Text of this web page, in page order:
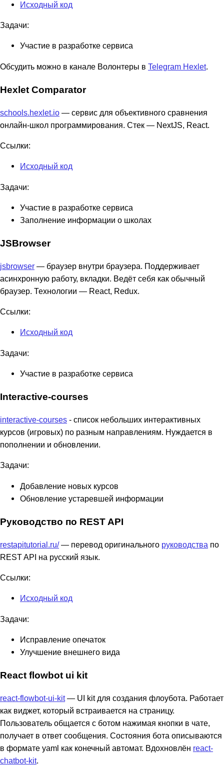
Исходный код
Задачи:
Участие в разработке сервиса
Обсудить можно в канале Волонтеры в Telegram Hexlet.
Hexlet Comparator
schools.hexlet.io — сервис для объективного сравнения
онлайн-школ программирования. Стек — NextJS, React.
Ссылки:
Исходный код
Задачи:
Участие в разработке сервиса
Заполнение информации о школах
JSBrowser
jsbrowser — браузер внутри браузера. Поддерживает
асинхронную работу, вкладки. Ведёт себя как обычный
браузер. Технологии — React, Redux.
Ссылки:
Исходный код
Задачи:
Участие в разработке сервиса
Interactive-courses
interactive-courses - список небольших интерактивных
курсов (игровых) по разным направлениям. Нуждается в
пополнении и обновлении.
Задачи:
Добавление новых курсов
Обновление устаревшей информации
Руководство по REST API
restapitutorial.ru/— перевод оригинального руководства по
REST API на русский язык.
Ссылки:
Исходный код
Задачи:
Исправление опечаток
Улучшение внешнего вида
React flowbot ui kit
react-flowbot-ui-kit— UI kit для создания флоубота. Работает
как виджет, который встраивается на страницу.
Пользователь общается с ботом нажимая кнопки в чате,
получает в ответ сообщения. Состояния бота описываются
в формате yaml как конечный автомат. Вдохновлён react-
chatbot-kit.